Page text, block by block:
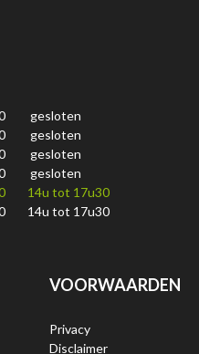
gesloten
gesloten
gesloten
gesloten
14u tot 17u30
14u tot 17u30
VOORWAARDEN
Privacy
Disclaimer